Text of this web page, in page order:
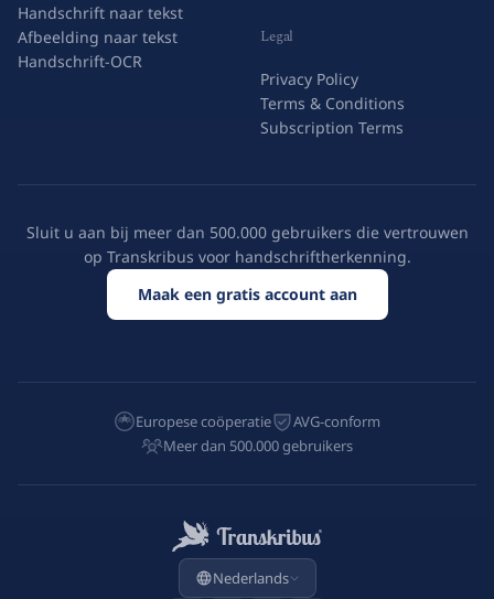
Handschrift naar tekst
Afbeelding naar tekst
Handschrift-OCR
Legal
Privacy Policy
Terms & Conditions
Subscription Terms
Sluit u aan bij meer dan 500.000 gebruikers die vertrouwen
op Transkribus voor handschriftherkenning.
Maak een gratis account aan
Europese coöperatie
AVG-conform
Meer dan 500.000 gebruikers
Nederlands